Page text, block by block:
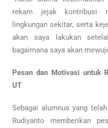
rekam jejak kontribusi
lingkungan sekitar, serta
akan saya lakukan
bagaimana saya akan
Pesan dan Motivasi untuk
UT
Sebagai alumnus yang
Rudiyanto memberikan